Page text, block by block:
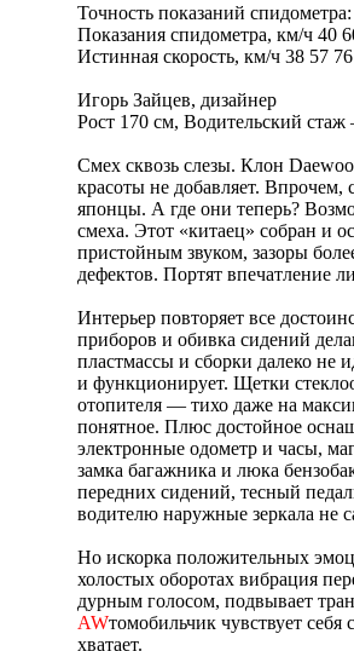
Точность показаний спидометра:
Показания спидометра, км/ч 40
Истинная скорость, км/ч 38 57
Игорь Зайцев, дизайнер
Рост 170 см, Водительский
Смех сквозь слезы. Клон
красоты не добавляет.
японцы. А где они теперь?
смеха. Этот «китаец» собран и
пристойным звуком, зазоры
дефектов. Портят впечатление
Интерьер повторяет все
приборов и обивка сидений
пластмассы и сборки далеко не
и функционирует. Щетки
отопителя — тихо даже на
понятное. Плюс достойное
электронные одометр и часы,
замка багажника и люка
передних сидений, тесный
водителю наружные зеркала не
Но искорка положительных
холостых оборотах вибрация
дурным голосом, подвывает
AWтомобильчик чувствует
хватает.